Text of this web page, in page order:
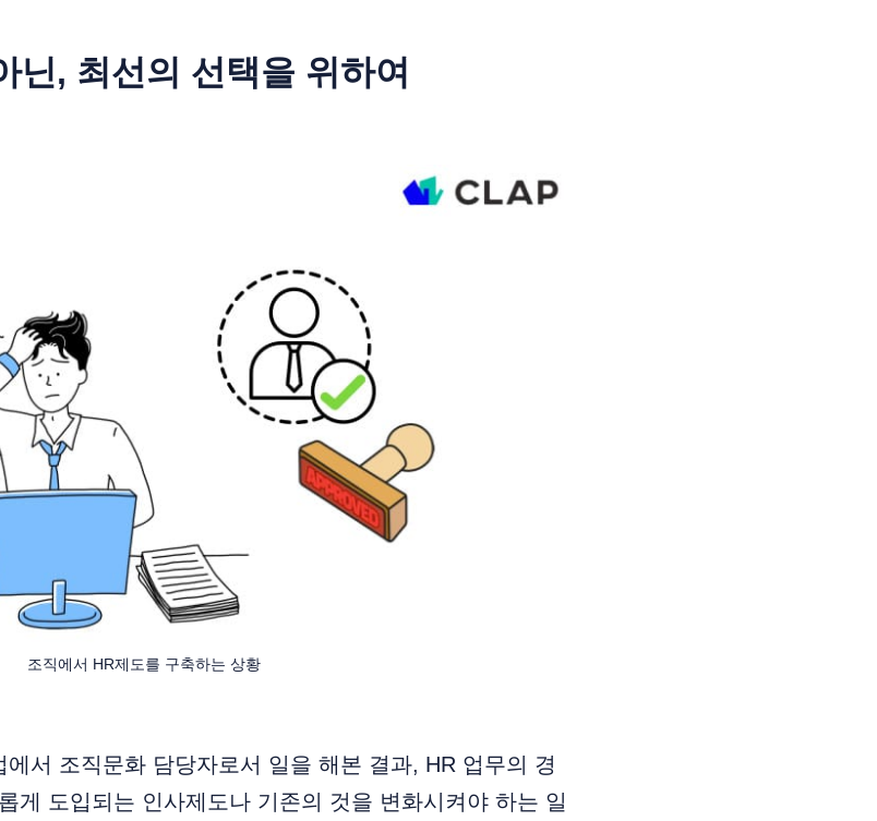
닌, 최선의 선택을 위하여
조직에서 HR제도를 구축하는 상황
서 조직문화 담당자로서 일을 해본 결과, HR 업무의 경
게 도입되는 인사제도나 기존의 것을 변화시켜야 하는 일